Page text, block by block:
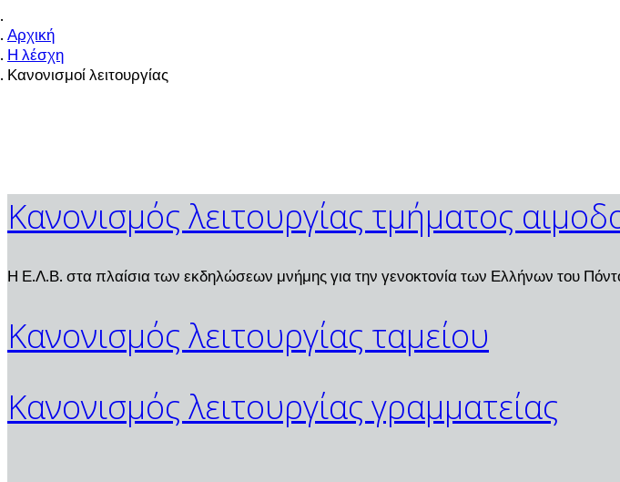
Αρχική
Η λέσχη
Κανονισμοί λειτουργίας
Κανονισμός λειτουργίας τμήματος
Η Ε.Λ.Β. στα πλαίσια των εκδηλώσεων μνήμης για την γενοκτονία των Ελλήνων του
Κανονισμός λειτουργίας ταμείου
Κανονισμός λειτουργίας γραμματείας